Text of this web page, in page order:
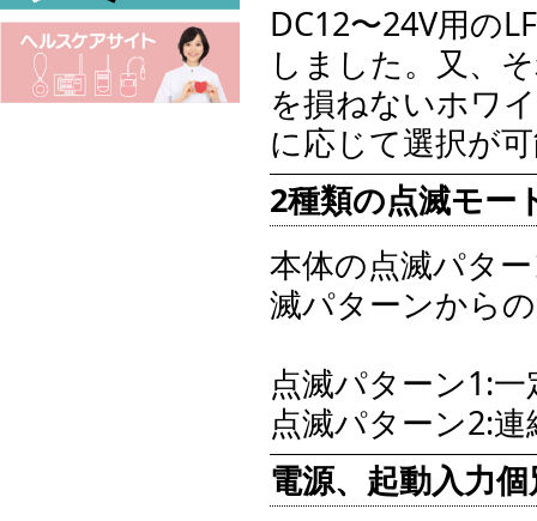
DC12〜24V用の
しました。又、
を損ねないホワ
に応じて選択が
2種類の点滅モー
本体の点滅パタ
滅パターンから
点滅パターン1:
点滅パターン2:
電源、起動入力